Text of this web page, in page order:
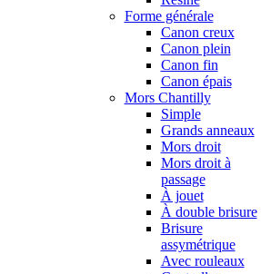
Forme générale
Canon creux
Canon plein
Canon fin
Canon épais
Mors Chantilly
Simple
Grands anneaux
Mors droit
Mors droit à
passage
À jouet
À double brisure
Brisure
assymétrique
Avec rouleaux